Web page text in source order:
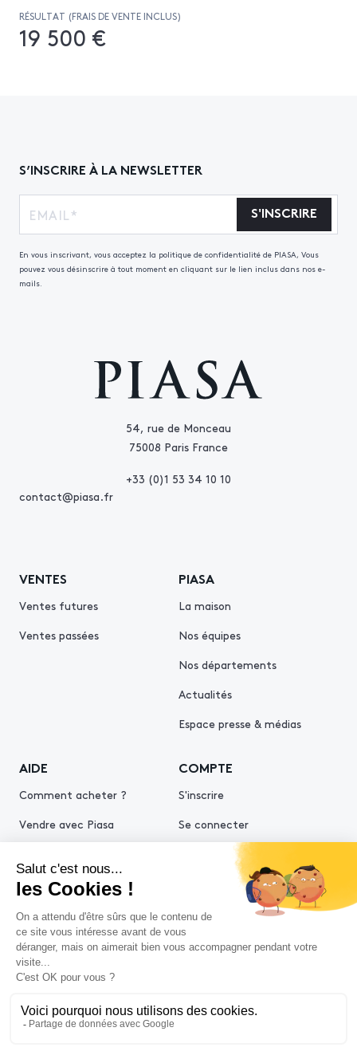
RÉSULTAT (FRAIS DE VENTE INCLUS)
19 500 €
54, rue de Monceau
75008 Paris France
+33 (0)1 53 34 10 10
contact@piasa.fr
VENTES
Ventes futures
Ventes passées
PIASA
La maison
Nos équipes
Nos départements
Actualités
Espace presse & médias
AIDE
Comment acheter ?
Vendre avec Piasa
COMPTE
S'inscrire
Se connecter
S’INSCRIRE À LA NEWSLETTER
S'INSCRIRE
En vous inscrivant, vous acceptez la politique de confidentialité de PIASA, Vous
pouvez vous désinscrire à tout moment en cliquant sur le lien inclus dans nos e-
mails.
Politiques de confidentialitéPolitique cookies
Conditions générales d'utilisation